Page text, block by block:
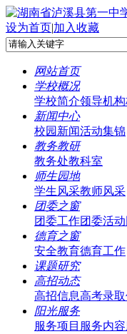
设为首页|加入收藏
网站首页
学校概况
学校简介领导机构
新闻中心
校园新闻活动集锦
教务教研
教务处教科室
师生园地
学生风采教师风采
团委之窗
团委工作团委活动
德育之窗
安全教育德育工作
课题研究
高招动态
高招信息高考录取
阳光服务
服务项目 服务内容